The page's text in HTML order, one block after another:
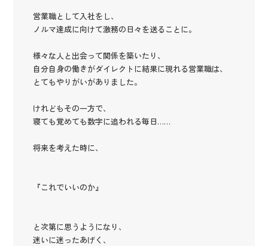
営業職として入社をし、
ノルマ達成に向けて激務の日々を送ることに。
様々な人と出会って関係を築いたり、
自分自身の働きがダイレクトに結果に現れる営業職は、
とてもやりがいがありました。
けれどもその一方で、
寝ても覚めても数字に追われる毎日……
将来を考えた時に、
『これでいいのか』
と次第に思うようになり、
迷いに迷ったあげく、